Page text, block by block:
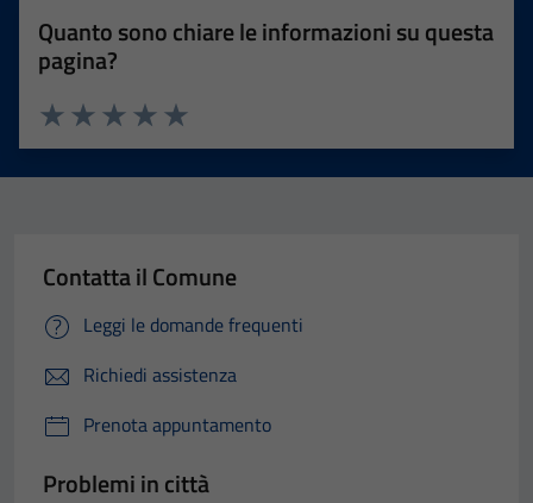
Quanto sono chiare le informazioni su questa
pagina?
Valuta 5 stelle su 5
Valuta 4 stelle su 5
Valuta 3 stelle su 5
Valuta 2 stelle su 5
Valuta 1 stelle su 5
Contatta il Comune
Leggi le domande frequenti
Richiedi assistenza
Prenota appuntamento
Problemi in città